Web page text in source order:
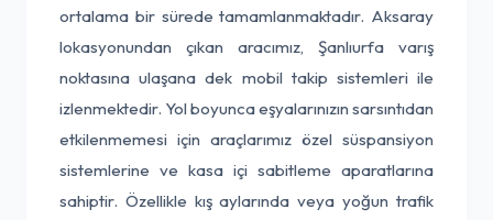
ortalama bir sürede tamamlanmaktadır. Aksaray
lokasyonundan çıkan aracımız, Şanlıurfa varış
noktasına ulaşana dek mobil takip sistemleri ile
izlenmektedir. Yol boyunca eşyalarınızın sarsıntıdan
etkilenmemesi için araçlarımız özel süspansiyon
sistemlerine ve kasa içi sabitleme aparatlarına
sahiptir. Özellikle kış aylarında veya yoğun trafik